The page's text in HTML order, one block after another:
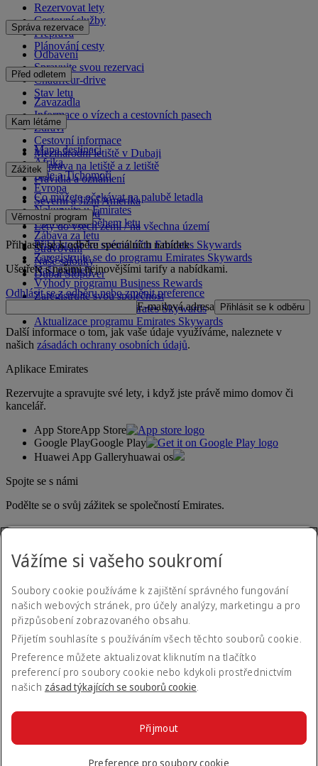
Rezervovat lety
Cestovní služby
Přeprava
Plánování cesty
Správa rezervace
Odbavení
Spravujte svou rezervaci
Chauffeur-drive
Stav letu
Před odletem
Zavazadla
Informace o vízech a cestovních pasech
Zdraví
Cestovní informace
Mezinárodní letiště v Dubaji
Doprava na letiště a z letiště
Pravidla a oznámení
Kam létáme
Mapa destinací
Afrika
Asie a Tichomoří
Evropa
Severní a Jižní Amerika
Blízký východ
Lety do všech zemí / na všechna území
Zážitek
Co můžete očekávat na palubě letadla
Nakupujte u Emirates
Co vás čeká během letu
Zábava za letu
Stravování
Naše salónky
Dubai Stopover
Věrnostní program
Přihlaste se ke svému účtu Emirates Skywards
Zaregistrujte se do programu Emirates Skywards
Naši partneři
Výhody programu Business Rewards
Zaregistrujte svou společnost
Pravidla programu Emirates Skywards
Aktualizace programu Emirates Skywards
Přihlaste se k odběru speciálních nabídek
Ušetřete s našimi nejnovějšími tarify a nabídkami.
Odhlásit se z odběru nebo změnit preference
E-mailová adresa
Přihlásit se k odběru
Další informace o tom, jak vaše údaje využíváme, naleznete v
našich zásadách ochrany osobních údajů.
Aplikace Emirates
Rezervujte a spravujte své lety, i když jste právě mimo domov či
kancelář.
App StoreApp Store
Google PlayGoogle Play
Huawei App Galleryhuawai os
Spojte se s námi
Podělte se o svůj zážitek se společností Emirates.
Kontaktujte nás
Zásady ochrany osobních údajů
Všeobecné podmínky
Zásady týkající se souborů cookie
Kybernetická bezpečnost
Mapa webových stránek
© 2026 The Emirates Group. Všechna práva vyhrazena.
Vážíme si vašeho soukromí
Soubory cookie používáme k zajištění správného fungování
našich webových stránek, pro účely analýzy, marketingu a pro
přizpůsobení zobrazovaného obsahu.
Přijetím souhlasíte s používáním všech těchto souborů cookie.
Preference můžete aktualizovat kliknutím na tlačítko
preferencí pro soubory cookie nebo kdykoli prostřednictvím
našich zásad týkajících se souborů cookie.
Preference pro soubory cookie
Přijmout